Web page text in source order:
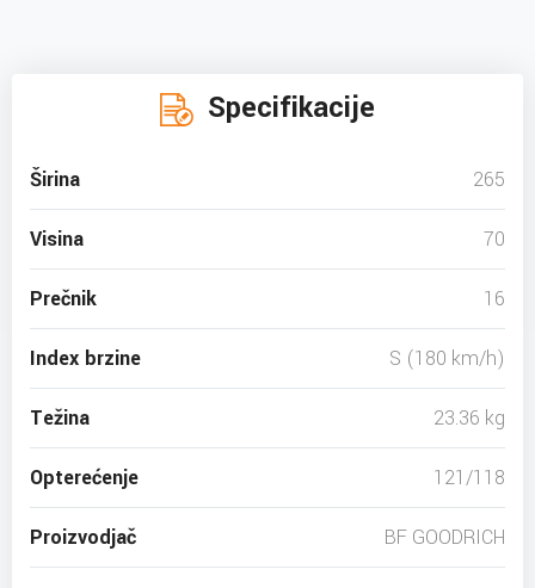
Specifikacije
Širina 265
Visina 70
Prečnik 16
Index brzine S (180 km/h)
Težina 23.36 kg
Opterećenje 121/118
Proizvodjač BF GOODRICH